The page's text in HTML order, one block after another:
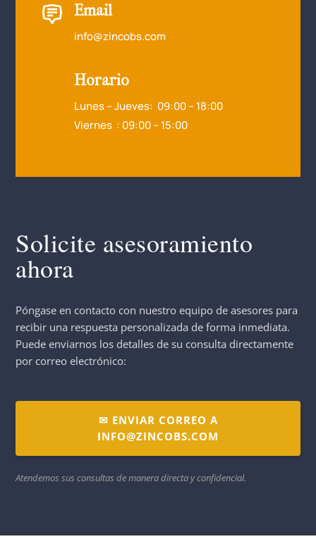
Email
info@zincobs.com
Horario
Lunes – Jueves: 09:00 – 18:00
Viernes : 09:00 – 15:00
Solicite asesoramiento
ahora
Póngase en contacto con nuestro equipo de asesores para
recibir una respuesta personalizada de forma inmediata.
Puede enviarnos los detalles de su consulta directamente
por correo electrónico:
✉ ENVIAR CORREO A
INFO@ZINCOBS.COM
Atendemos sus consultas de manera directa y confidencial.